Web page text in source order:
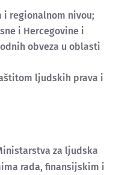
regionalnom nivou;
i Hercegovine i
obveza u oblasti
ljudskih prava i
za ljudska
rada, finansijskim i